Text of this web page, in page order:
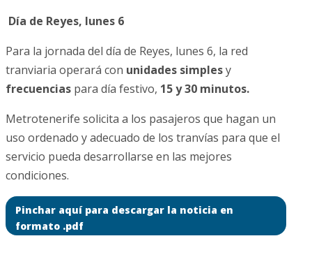
Día de Reyes, lunes 6
Para la jornada del día de Reyes, lunes 6, la red
tranviaria operará con unidades simplesy
frecuencias para día festivo, 15 y 30 minutos.
Metrotenerife solicita a los pasajeros que hagan un
uso ordenado y adecuado de los tranvías para que el
servicio pueda desarrollarse en las mejores
condiciones.
Pinchar aquí para descargar la noticia en
formato .pdf